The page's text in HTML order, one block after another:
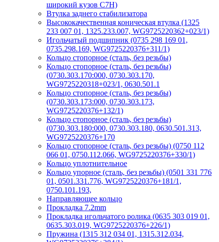
широкий кузов C7H)
Втулка заднего стабилизатора
Высококачественная коническая втулка (1325
233 007 01, 1325.233.007, WG9725220362+023/1)
Игольчатый подшипник (0735 298 169 01,
0735.298.169, WG9725220376+311/1)
Кольцо стопорное (сталь, без резьбы)
Кольцо стопорное (сталь, без резьбы)
(0730.303.170:000, 0730.303.170,
WG9725220318+023/1, 0630.501.1
Кольцо стопорное (сталь, без резьбы)
(0730.303.173:000, 0730.303.173,
WG9725220376+132/1)
Кольцо стопорное (сталь, без резьбы)
(0730.303.180:000, 0730.303.180, 0630.501.313,
WG9725220376+170
Кольцо стопорное (сталь, без резьбы) (0750 112
066 01, 0750.112.066, WG9725220376+330/1)
Кольцо уплотнительное
Кольцо упорное (сталь, без резьбы) (0501 331 776
01, 0501.331.776, WG9725220376+181/1,
0750.101.193,
Направляющее кольцо
Прокладка 7.2mm
Прокладка игольчатого ролика (0635 303 019 01,
0635.303.019, WG9725220376+226/1)
Пружина (1315 312 034 01, 1315.312.034,